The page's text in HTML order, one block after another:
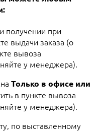
получении при
выдачи заказа (о
вывоза
у менеджера).
Только в офисе или
в пункте вывоза
у менеджера).
по выставленному